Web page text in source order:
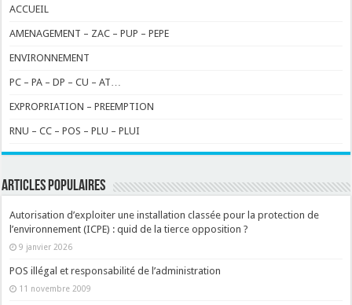
ACCUEIL
AMENAGEMENT – ZAC – PUP – PEPE
ENVIRONNEMENT
PC – PA – DP – CU – AT…
EXPROPRIATION – PREEMPTION
RNU – CC – POS – PLU – PLUI
ARTICLES POPULAIRES
Autorisation d’exploiter une installation classée pour la protection de
l’environnement (ICPE) : quid de la tierce opposition ?
9 janvier 2026
POS illégal et responsabilité de l’administration
11 novembre 2009